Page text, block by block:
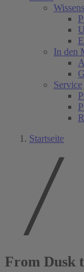
In den
Service
Startseite
From Dusk